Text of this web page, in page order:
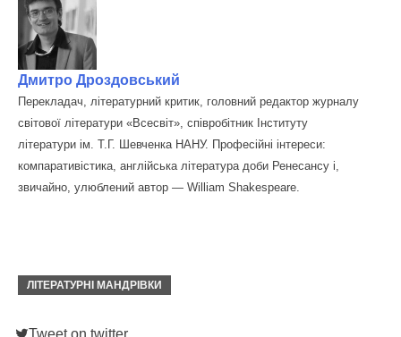
Дмитро Дроздовський
Перекладач, літературний критик, головний редактор журналу
світової літератури «Всесвіт», співробітник Інституту
літератури ім. Т.Г. Шевченка НАНУ. Професійні інтереси:
компаративістика, англійська література доби Ренесансу і,
звичайно, улюблений автор — William Shakespeare.
ЛІТЕРАТУРНІ МАНДРІВКИ
Tweet on twitter